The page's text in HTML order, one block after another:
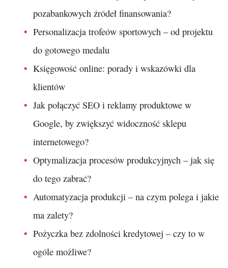
pozabankowych źródeł finansowania?
Personalizacja trofeów sportowych – od projektu
do gotowego medalu
Księgowość online: porady i wskazówki dla
klientów
Jak połączyć SEO i reklamy produktowe w
Google, by zwiększyć widoczność sklepu
internetowego?
Optymalizacja procesów produkcyjnych – jak się
do tego zabrać?
Automatyzacja produkcji – na czym polega i jakie
ma zalety?
Pożyczka bez zdolności kredytowej – czy to w
ogóle możliwe?